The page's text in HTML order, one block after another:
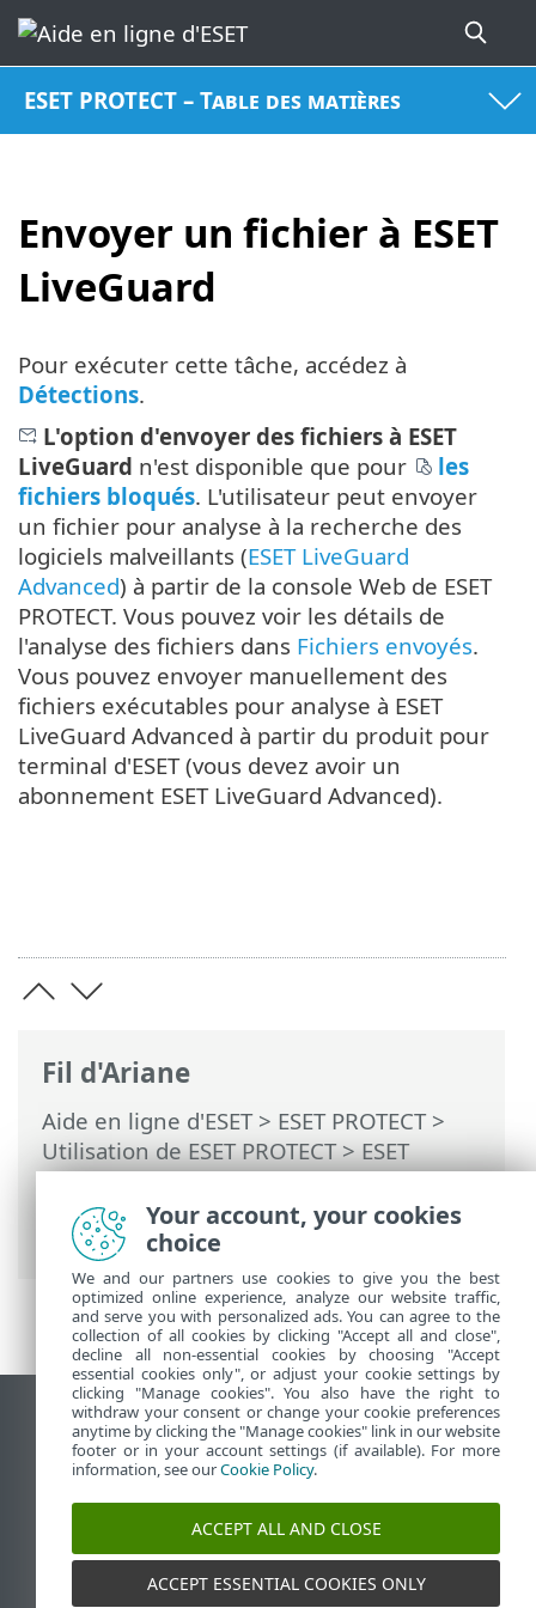
ESET PROTECT – Table des matières
Envoyer un fichier à ESET
LiveGuard
Fil d'Ariane
Aide en ligne d'ESET> ESET PROTECT>
Utilisation de ESET PROTECT>ESET
PROTECT Menu principal>Tâches>
Tâches client> Envoyer un fichier à ESET
LiveGuard
Pour exécuter cette tâche, accédez à
Détections.
L'option d'envoyer des fichiers à ESET
LiveGuard n'est disponible que pour
les
fichiers bloqués. L'utilisateur peut envoyer
un fichier pour analyse à la recherche des
logiciels malveillants (ESET LiveGuard
Advanced) à partir de la console Web de ESET
PROTECT. Vous pouvez voir les détails de
l'analyse des fichiers dans Fichiers envoyés.
Vous pouvez envoyer manuellement des
fichiers exécutables pour analyse à ESET
LiveGuard Advanced à partir du produit pour
terminal d'ESET (vous devez avoir un
abonnement ESET LiveGuard Advanced).
Afficher le site pour ordinateur de bureau
End of Life
Base de connaissances ESET
Forum ESET
ESET Status Portal
Assistance régionale
Your account, your cookies
choice
We and our partners use cookies to give you the best
optimized online experience, analyze our website traffic,
and serve you with personalized ads. You can agree to the
collection of all cookies by clicking "Accept all and close",
decline all non-essential cookies by choosing "Accept
essential cookies only", or adjust your cookie settings by
clicking "Manage cookies". You also have the right to
withdraw your consent or change your cookie preferences
anytime by clicking the "Manage cookies" link in our website
footer or in your account settings (if available). For more
information, see ourCookie Policy.
ACCEPT ALL AND CLOSE
ACCEPT ESSENTIAL COOKIES ONLY